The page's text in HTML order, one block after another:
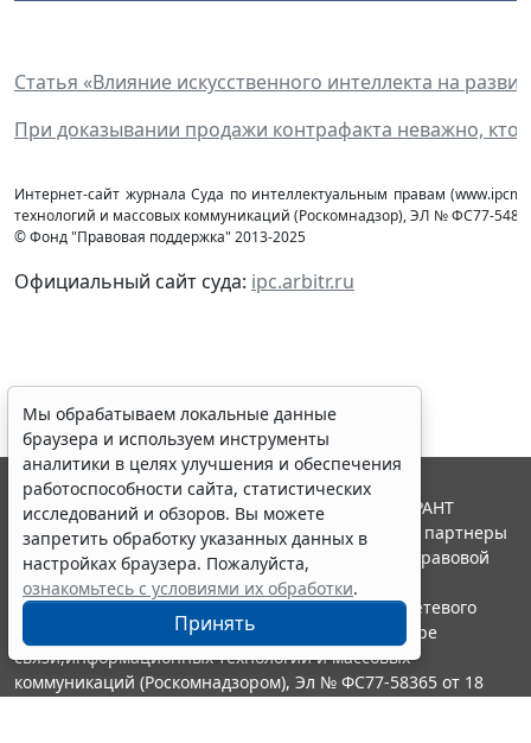
Статья «Влияние искусственного интеллекта на
При доказывании продажи контрафакта неважно, кто
Интернет-сайт журнала Суда по интеллектуальным правам
технологий и массовых коммуникаций (Роcкомнадзор), ЭЛ № ФС77-
© Фонд "Правовая поддержка" 2013-2025
Официальный сайт суда: ipc.arbitr.ru
Мы обрабатываем локальные данные
браузера и используем инструменты
аналитики в целях улучшения и обеспечения
работоспособности сайта, статистических
исследований и обзоров. Вы можете
запретить обработку указанных данных в
настройках браузера. Пожалуйста,
ознакомьтесь с условиями их обработки.
Принять
© ООО "НПП "ГАРАНТ-СЕРВИС", 2026. Система ГАРАНТ
выпускается с 1990 года. Компания "Гарант" и ее партнеры
являются участниками Российской ассоциации правовой
информации ГАРАНТ.
Портал ГАРАНТ.РУ зарегистрирован в качестве сетевого
издания Федеральной службой по надзору в сфере
связи,информационных технологий и массовых
коммуникаций (Роскомнадзором), Эл № ФС77-58365 от 18